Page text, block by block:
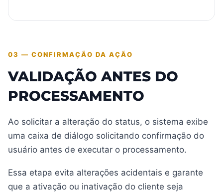
03 — CONFIRMAÇÃO DA AÇÃO
VALIDAÇÃO ANTES DO
PROCESSAMENTO
Ao solicitar a alteração do status, o sistema exibe
uma caixa de diálogo solicitando confirmação do
usuário antes de executar o processamento.
Essa etapa evita alterações acidentais e garante
que a ativação ou inativação do cliente seja